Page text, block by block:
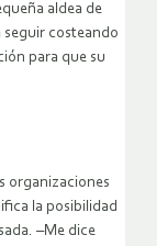
aldea de
seguir costeando
para que su
organizaciones
la posibilidad
–Me dice